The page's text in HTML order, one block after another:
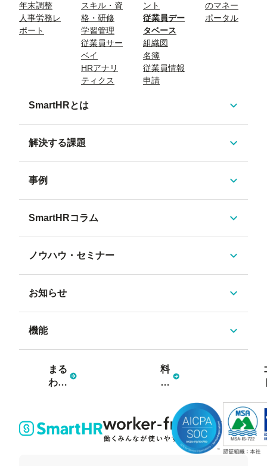
年末調整
人事労務レ
ポート
スキル・資
格・研修
学習管理
従業員サー
ベイ
HRアナリ
ティクス
ント
従業員デー
タベース
組織図
名簿
従業員情報
申請
のマネー
ポータル
SmartHRとは
解決する課題
事例
SmartHRコラム
ノウハウ・セミナー
お知らせ
機能
まる
わか
セッ
料
金
ン